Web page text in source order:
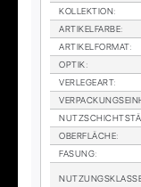
KOL­LEK­TI­ON:
AR­TI­KEL­FAR­BE:
AR­TI­KEL­FOR­MAT:
OP­TIK:
VER­LE­GE­ART:
OBER­FLÄ­CHE:
FA­SUNG: